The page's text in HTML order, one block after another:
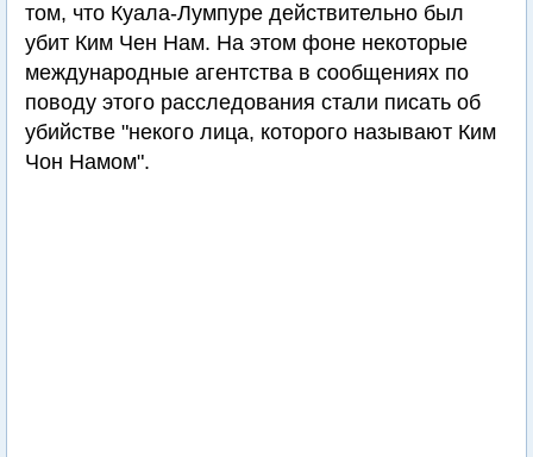
том, что Куала-Лумпуре действительно был
убит Ким Чен Нам. На этом фоне некоторые
международные агентства в сообщениях по
поводу этого расследования стали писать об
убийстве "некого лица, которого называют Ким
Чон Намом".